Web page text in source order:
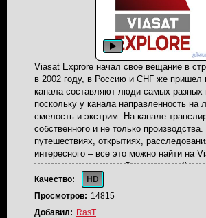
Viasat Exprore начал свое вещание в
в 2002 году, в Россию и СНГ же пришел
канала составляют люди самых разных
поскольку у канала направленность
смелость и экстрим. На канале
собственного и не только
путешествиях, открытиях,
интересного – все это можно найти на
вы знаете передачу «Выжить любой
жанр данного канала. Телеканал вещает
России, все передачи переведены на
качественно.
Качество:
HD
Просмотров: 14815
Добавил: RasT